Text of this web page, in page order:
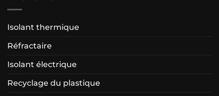
Isolant thermique
Réfractaire
Isolant électrique
Recyclage du plastique